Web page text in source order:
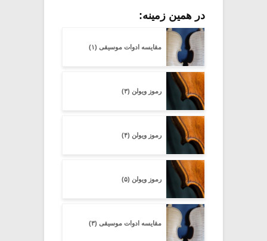
در همین زمینه:
مقایسه ادوات موسیقی (۱)
رموز ویولن (۳)
رموز ویولن (۴)
رموز ویولن (۵)
مقایسه ادوات موسیقی (۳)